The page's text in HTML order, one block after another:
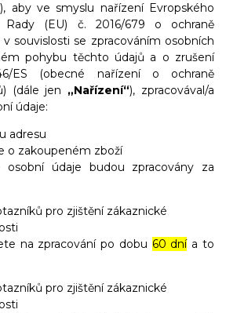
), aby ve smyslu nařízení Evropského
(EU) č. 2016/679 o ochraně
souvislosti se zpracováním osobních
pohybu těchto údajů a o zrušení
ES (obecné nařízení o ochraně
(dále jen „Nařízení“), zpracovával/a
údaje:
adresu
o zakoupeném zboží
osobní údaje budou zpracovány za
pro zjištění zákaznické
na zpracování po dobu 60 dnía to
pro zjištění zákaznické